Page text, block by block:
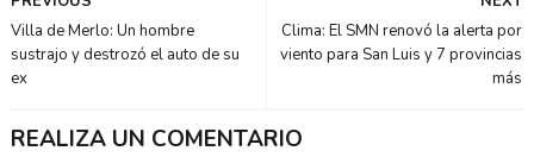
Clima: El SMN renovó la alerta por
viento para San Luis y 7 provincias
más
Villa de Merlo: Un hombre
sustrajo y destrozó el auto de su
ex
REALIZA UN COMENTARIO